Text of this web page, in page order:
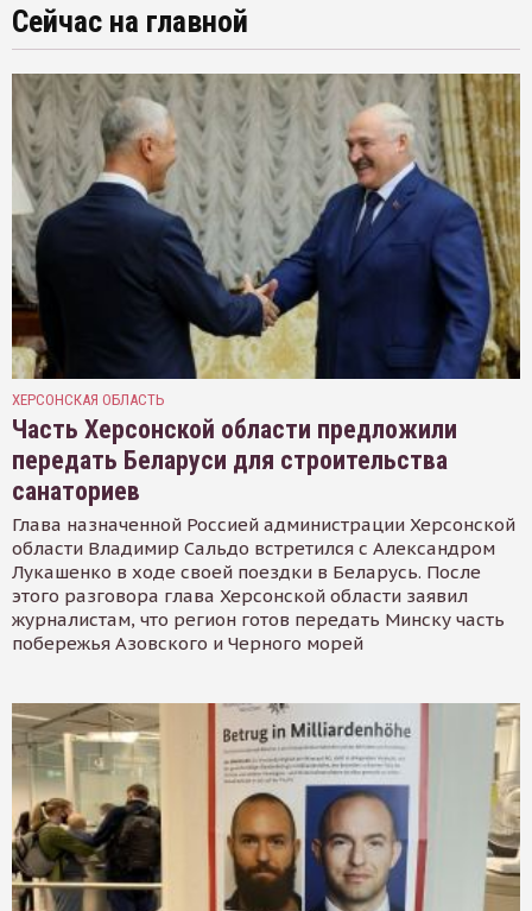
Сейчас на главной
ХЕРСОНСКАЯ ОБЛАСТЬ
Часть Херсонской области предложили
передать Беларуси для строительства
санаториев
Глава назначенной Россией администрации Херсонской
области Владимир Сальдо встретился с Александром
Лукашенко в ходе своей поездки в Беларусь. После
этого разговора глава Херсонской области заявил
журналистам, что регион готов передать Минску часть
побережья Азовского и Черного морей